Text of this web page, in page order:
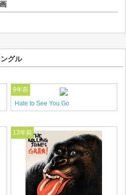
グル
9年前
Hate to See You Go
13年前